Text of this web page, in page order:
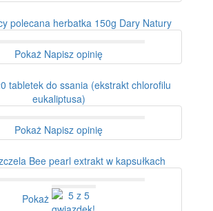
polecana herbatka 150g Dary Natury
Pokaż Napisz opinię
tabletek do ssania (ekstrakt chlorofilu
eukaliptusa)
Pokaż Napisz opinię
Bee pearl extrakt w kapsułkach
Pokaż